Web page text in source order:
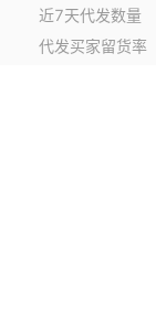
近7天代发数量
代发买家留货率